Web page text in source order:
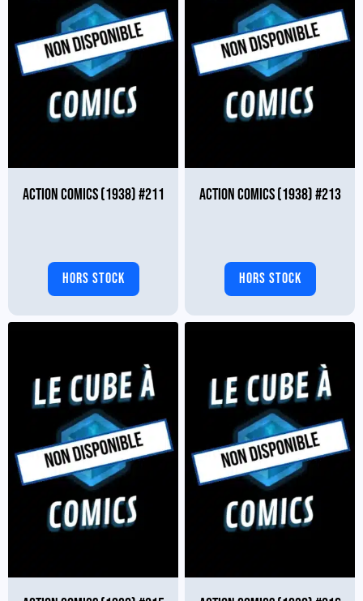
ACTION COMICS (1938) #211
HORS STOCK
ACTION COMICS (1938) #213
HORS STOCK